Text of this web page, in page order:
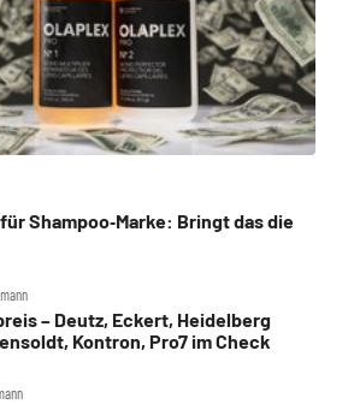
Shampoo‑Marke: Bringt das die
– Deutz, Eckert, Heidelberg
Kontron, Pro7 im Check